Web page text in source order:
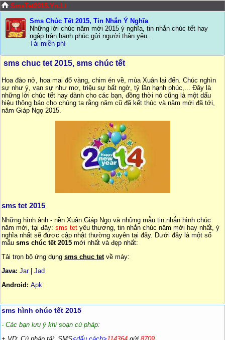
SmsTet2015.Yn.Lt
Sms Chúc Tết 2015, Tin Nhắn Ý Nghĩa
Những lời chúc năm mới 2015 ý nghĩa, tin nhắn chúc tết hay
ngập tràn hạnh phúc gửi người thân yêu...
Tải miễn phí
sms chuc tet 2015, sms chúc tết
Hoa đào nở, hoa mai đổ vàng, chim én về, mùa Xuân lại đến. Chúc nghìn
sự như ý, vạn sự như mơ, triệu sự bất ngờ, tỷ lần hạnh phúc,... Đây là
những lời chúc tết hay dành cho các bạn, đồng thời nó cũng là một dấu
hiệu thông báo cho chúng ta rằng năm cũ đã kết thúc và năm mới đã tới,
năm Giáp Ngọ 2015.
sms tet 2015
Những hình ảnh - nền Xuân Giáp Ngọ và những mẫu tin nhắn hình chúc
năm mới, tại đây: sms tet yêu thương, tin nhắn chúc năm mới hay nhất, ý
nghĩa nhất sẽ được cập nhật thường xuyên tại đây. Dưới đây là một số
mẫu sms chúc tết 2015 mới nhất và đẹp nhất:
Tải trọn bộ ứng dụng sms chuc tetvề máy:
Java: Jar| Jad
Android: Apk
sms hình chúc tết 2015
- Các bạn lưu ý khi soạn cú pháp: